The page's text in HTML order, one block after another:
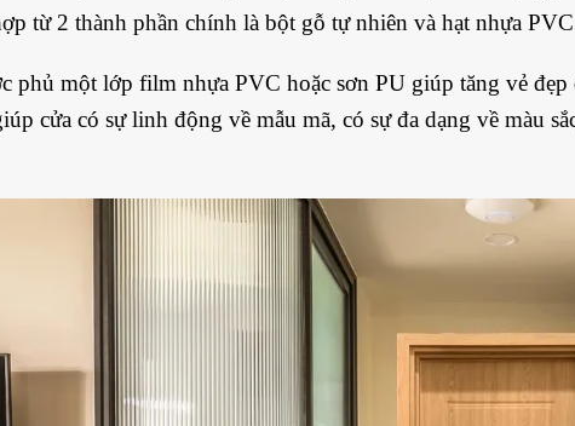
từ 2 thành phần chính là bột gỗ tự nhiên và hạt nhựa
phủ một lớp film nhựa PVC hoặc sơn PU giúp tăng vẻ đẹp
cửa có sự linh động về mẫu mã, có sự đa dạng về màu